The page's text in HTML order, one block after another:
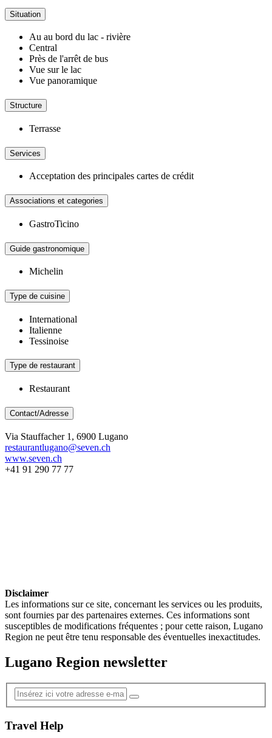
Situation
Au au bord du lac - rivière
Central
Près de l'arrêt de bus
Vue sur le lac
Vue panoramique
Structure
Terrasse
Services
Acceptation des principales cartes de crédit
Associations et categories
GastroTicino
Guide gastronomique
Michelin
Type de cuisine
International
Italienne
Tessinoise
Type de restaurant
Restaurant
Contact/Adresse
Via Stauffacher 1, 6900 Lugano
restaurantlugano@seven.ch
www.seven.ch
+41 91 290 77 77
Disclaimer
Les informations sur ce site, concernant les services ou les produits,
sont fournies par des partenaires externes. Ces informations sont
susceptibles de modifications fréquentes ; pour cette raison, Lugano
Region ne peut être tenu responsable des éventuelles inexactitudes.
Lugano Region newsletter
Travel Help